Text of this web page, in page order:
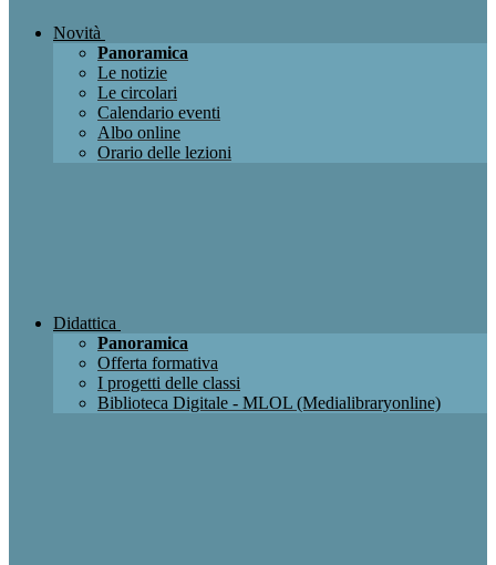
Novità
Panoramica
Le notizie
Le circolari
Calendario eventi
Albo online
Orario delle lezioni
Didattica
Panoramica
Offerta formativa
I progetti delle classi
Biblioteca Digitale - MLOL (Medialibraryonline)